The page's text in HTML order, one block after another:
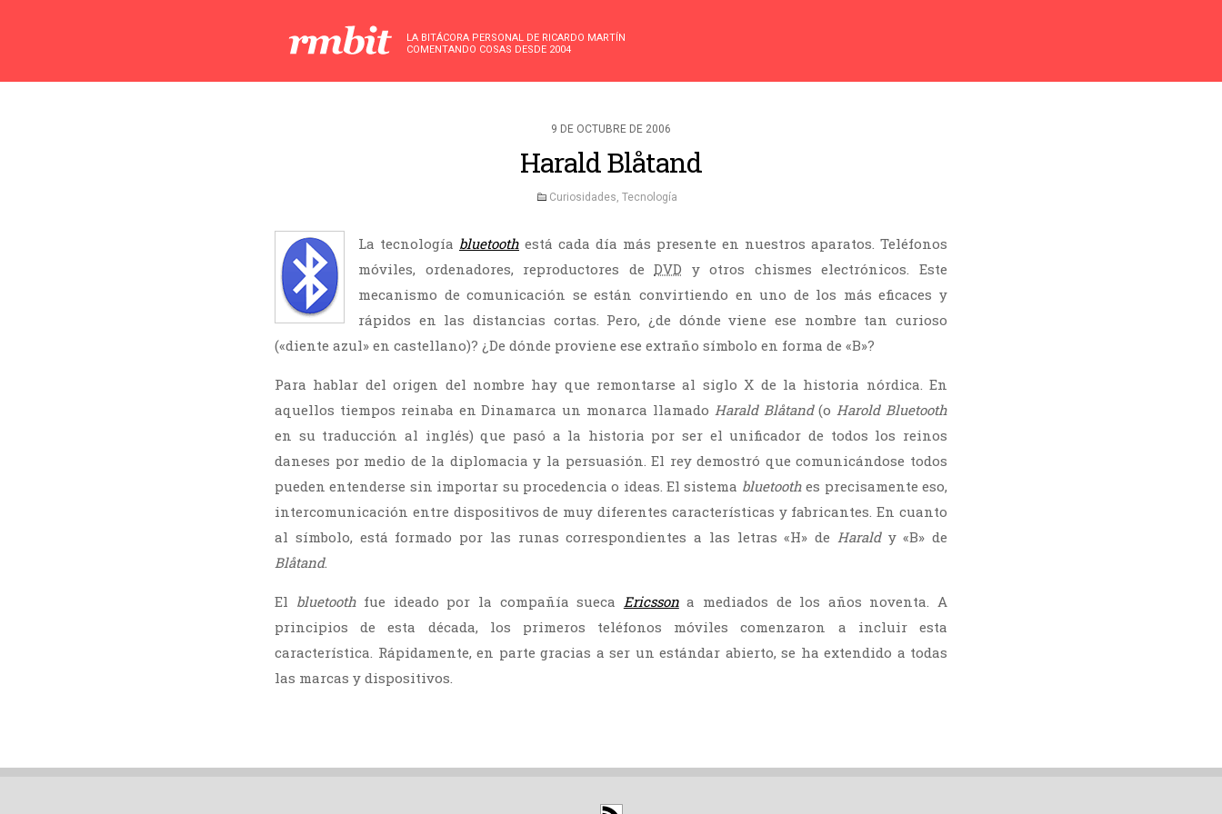
LA BITÁCORA PERSONAL DE RICARDO MARTÍN
COMENTANDO COSAS DESDE 2004
9 DE OCTUBRE DE 2006
Harald Blåtand
Curiosidades, Tecnología
La tecnología bluetooth está cada día más presente en nuestros aparatos. Teléfonos
móviles, ordenadores, reproductores deDVD y otros chismes electrónicos. Este
mecanismo de comunicación se están convirtiendo en uno de los más eficaces y
rápidos en las distancias cortas. Pero, ¿de dónde viene ese nombre tan curioso
(«diente azul» en castellano)? ¿De dónde proviene ese extraño símbolo en forma de «B»?
Para hablar del origen del nombre hay que remontarse al siglo X de la historia nórdica. En
aquellos tiempos reinaba en Dinamarca un monarca llamado Harald Blåtand(oHarold Bluetooth
en su traducción al inglés) que pasó a la historia por ser el unificador de todos los reinos
daneses por medio de la diplomacia y la persuasión. El rey demostró que comunicándose todos
pueden entenderse sin importar su procedencia o ideas. El sistema bluetoothes precisamente eso,
intercomunicación entre dispositivos de muy diferentes características y fabricantes. En cuanto
al símbolo, está formado por las runas correspondientes a las letras «H» de Haraldy «B» de
Blåtand.
El bluetoothfue ideado por la compañía sueca Ericssona mediados de los años noventa. A
principios de esta década, los primeros teléfonos móviles comenzaron a incluir esta
característica. Rápidamente, en parte gracias a ser un estándar abierto, se ha extendido a todas
las marcas y dispositivos.